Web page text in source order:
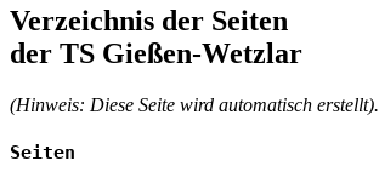
Verzeichnis der Seiten
der TS Gießen-Wetzlar
(Hinweis: Diese Seite wird automatisch erstellt).
Seiten